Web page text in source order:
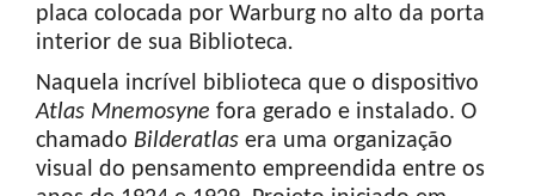
placa colocada por Warburg no alto da porta
interior de sua Biblioteca.
Naquela incrível biblioteca que o dispositivo
Atlas Mnemosyne fora gerado e instalado. O
chamado Bilderatlas era uma organização
visual do pensamento empreendida entre os